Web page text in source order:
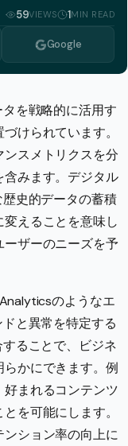
ジャン語
語
59VIEWS 1MIN READ
Google
を戦略的に活用す
けられています。
スメトリクスを分
みます。デジタル
史的データの蓄積
えることを意味し
ザーのニーズを予
のようなエ
と異常を特定する
することで、ビジネ
かにできます。例
まれるコンテンツ
を可能にします。
ション率の向上に